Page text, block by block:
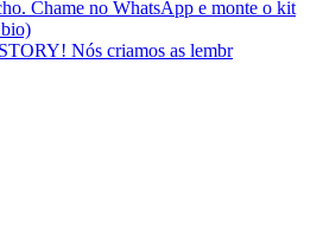
Nós criamos as lembr